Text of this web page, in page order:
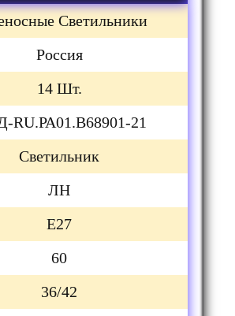
Светильники
Россия
14 Шт.
RU.РА01.B68901-21
Светильник
ЛН
Е27
60
36/42